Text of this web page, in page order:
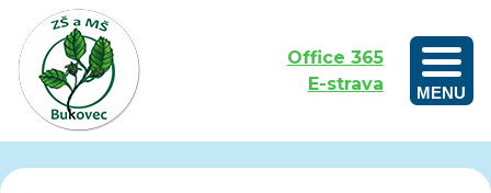
Office 365
E-strava
MENU